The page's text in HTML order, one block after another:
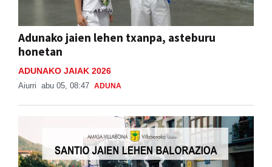
Adunako jaien lehen txanpa, asteburu
honetan
ADUNAKO JAIAK 2026
Aiurri abu 05, 08:47 ADUNA